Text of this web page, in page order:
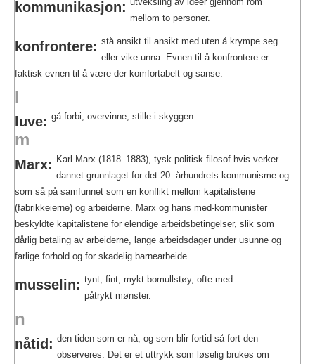
kommunikasjon:
mellom to personer.
konfrontere: stå ansikt til ansikt med uten å krympe seg
eller vike unna. Evnen til å konfrontere er
faktisk evnen til å være der komfortabelt og sanse.
l
luve: gå forbi, overvinne, stille i skyggen.
m
Marx: Karl Marx (1818–1883), tysk politisk filosof hvis verker
dannet grunnlaget for det 20. århundrets kommunisme og
som så på samfunnet som en konflikt mellom kapitalistene
(fabrikkeierne) og arbeiderne. Marx og hans med-kommunister
beskyldte kapitalistene for elendige arbeidsbetingelser, slik som
dårlig betaling av arbeiderne, lange arbeidsdager under usunne og
farlige forhold og for skadelig barnearbeide.
musselin: tynt, fint, mykt bomullstøy, ofte med
påtrykt mønster.
n
nåtid: den tiden som er nå, og som blir fortid så fort den
observeres. Det er et uttrykk som løselig brukes om